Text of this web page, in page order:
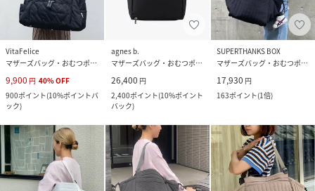
VitaFelice
マザーズバッグ・おむつポーチ
9,900 円 40%OFF
900ポイント(10%ポイントバ
ック)
agnes b.
マザーズバッグ・おむつポーチ
26,400 円
2,400ポイント(10%ポイント
バック)
SUPERTHANKS BOX
マザーズバッグ・おむつポーチ
17,930 円
163ポイント(1倍)